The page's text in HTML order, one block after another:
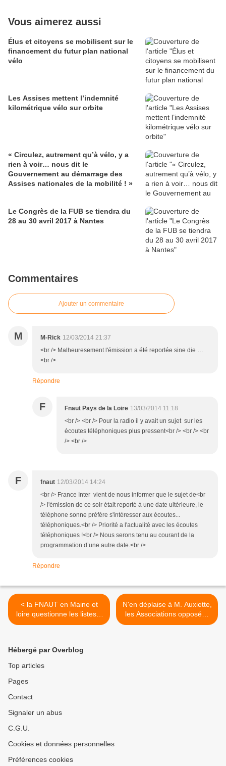
Vous aimerez aussi
Élus et citoyens se mobilisent sur le
financement du futur plan national
vélo
Les Assises mettent l’indemnité
kilométrique vélo sur orbite
« Circulez, autrement qu’à vélo, y a
rien à voir… nous dit le
Gouvernement au démarrage des
Assises nationales de la mobilité ! »
Le Congrès de la FUB se tiendra du
28 au 30 avril 2017 à Nantes
Commentaires
Ajouter un commentaire
M M-Rick 12/03/2014 21:37
<br /> Malheuresement l'émission a été reportée sine die …
<br />
Répondre
F Fnaut Pays de la Loire 13/03/2014 11:18
<br /> <br /> Pour la radio il y avait un sujet sur les
écoutes téléphoniques plus pressent<br /> <br /> <br
/> <br />
F fnaut 12/03/2014 14:24
<br /> France Inter vient de nous informer que le sujet de<br
/> l'émission de ce soir était reporté à une date ultérieure, le
téléphone sonne préfère s'intéresser aux écoutes...
téléphoniques.<br /> Priorité a l'actualité avec les écoutes
téléphoniques !<br /> Nous serons tenu au courant de la
programmation d’une autre date.<br />
Répondre
< la FNAUT en Maine et
loire questionne les listes à
Angers
N'en déplaise à M. Auxiette,
les Associations opposées
à NDDL ont déjà répondu
Hébergé par Overblog
Top articles
Pages
Contact
Signaler un abus
C.G.U.
Cookies et données personnelles
Préférences cookies